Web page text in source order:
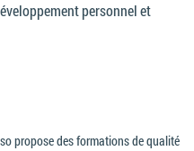
personnel et
propose des formations de qualité